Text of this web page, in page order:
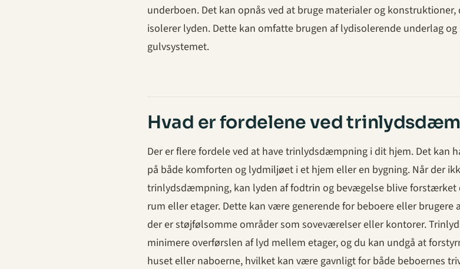
underboen. Det kan opnås ved at bruge materialer og konstruktioner,
isolerer lyden. Dette kan omfatte brugen af lydisolerende underlag
gulvsystemet.
Hvad er fordelene ved
Der er flere fordele ved at have trinlydsdæmpning i dit hjem. Det kan
på både komforten og lydmiljøet i et hjem eller en bygning. Når der
trinlydsdæmpning, kan lyden af fodtrin og bevægelse blive forstærket
rum eller etager. Dette kan være generende for beboere eller brugere
der er støjfølsomme områder som soveværelser eller kontorer.
minimere overførslen af lyd mellem etager, og du kan undgå at
huset eller naboerne, hvilket kan være gavnligt for både beboernes